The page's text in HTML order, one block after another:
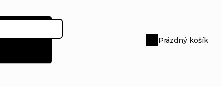
Nákupní
Prázdný košík